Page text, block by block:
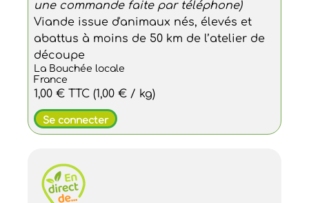
une commande faite par téléphone)
Viande issue d'animaux nés, élevés et
abattus à moins de 50 km de l’atelier de
découpe
La Bouchée locale
France
1,00 € TTC (1,00 € / kg)
Se connecter